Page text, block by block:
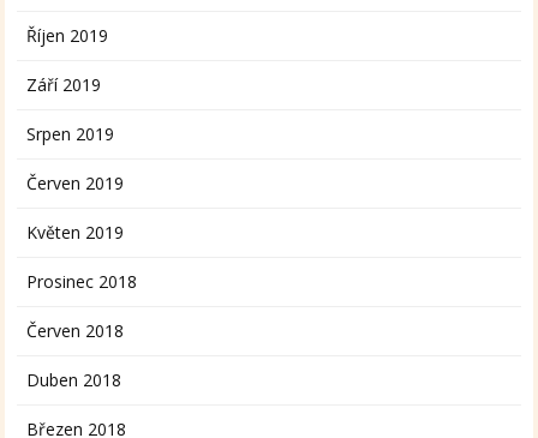
Říjen 2019
Září 2019
Srpen 2019
Červen 2019
Květen 2019
Prosinec 2018
Červen 2018
Duben 2018
Březen 2018